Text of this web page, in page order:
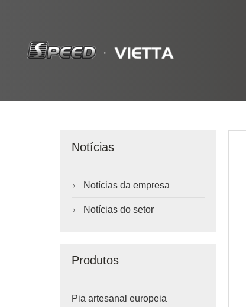
Notícias
 Notícias da empresa
 Notícias do setor
Produtos
Pia artesanal europeia